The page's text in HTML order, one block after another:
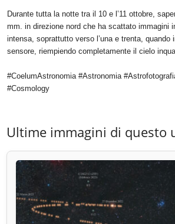
Durante tutta la notte tra il 10 e l’11 ottobre,
mm. in direzione nord che ha scattato immagini
intensa, soprattutto verso l’una e trenta,
sensore, riempiendo completamente il cielo
#CoelumAstronomia #Astronomia
#Cosmology
Ultime immagini di questo